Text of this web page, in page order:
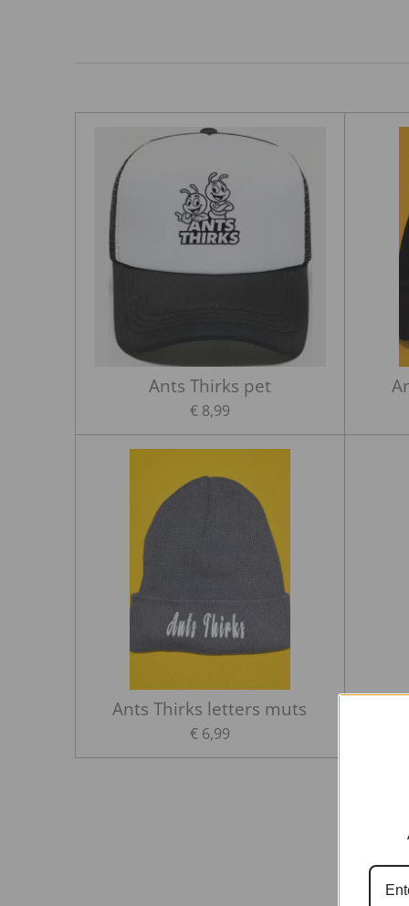
Ants Thirks pet
€ 8,99
Ants Thirks letters muts
€ 6,99